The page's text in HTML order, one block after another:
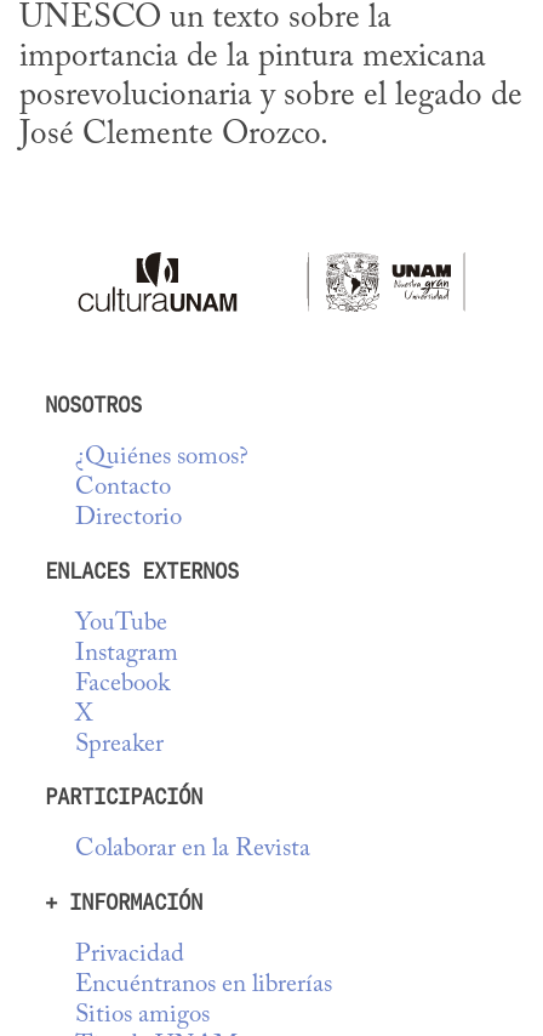
UNESCO un texto sobre la
importancia de la pintura mexicana
posrevolucionaria y sobre el legado de
José Clemente Orozco.
NOSOTROS
¿Quiénes somos?
Contacto
Directorio
ENLACES EXTERNOS
YouTube
Instagram
Facebook
X
Spreaker
PARTICIPACIÓN
Colaborar en la Revista
+ INFORMACIÓN
Privacidad
Encuéntranos en librerías
Sitios amigos